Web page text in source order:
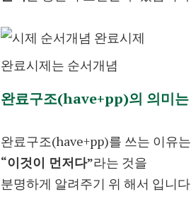
완료시제는 순서개념
완료구조(have+pp)의 의미는
완료구조(have+pp)를 쓰는 이유
“이것이 먼저다”라는 것을
분명하게 알려주기 위 해서 입니